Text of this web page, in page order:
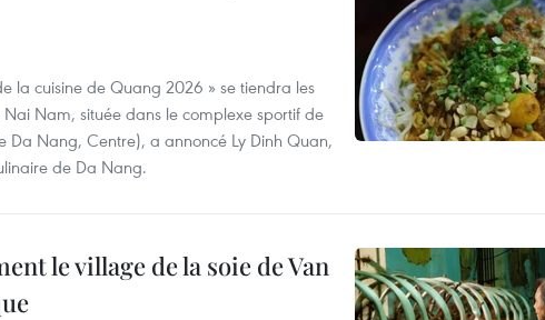
la cuisine de Quang 2026 » se tiendra les
Nam, située dans le complexe sportif de
Da Nang, Centre), a annoncé Ly Dinh Quan,
de Da Nang.
le village de la soie de Van